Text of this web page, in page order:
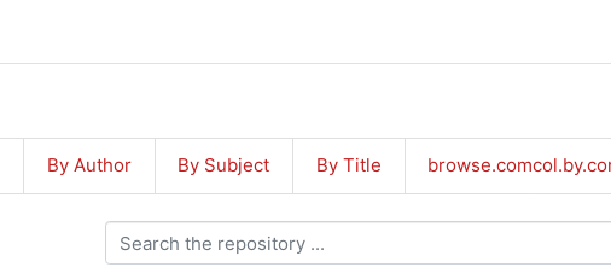
By Author By Subject By Title